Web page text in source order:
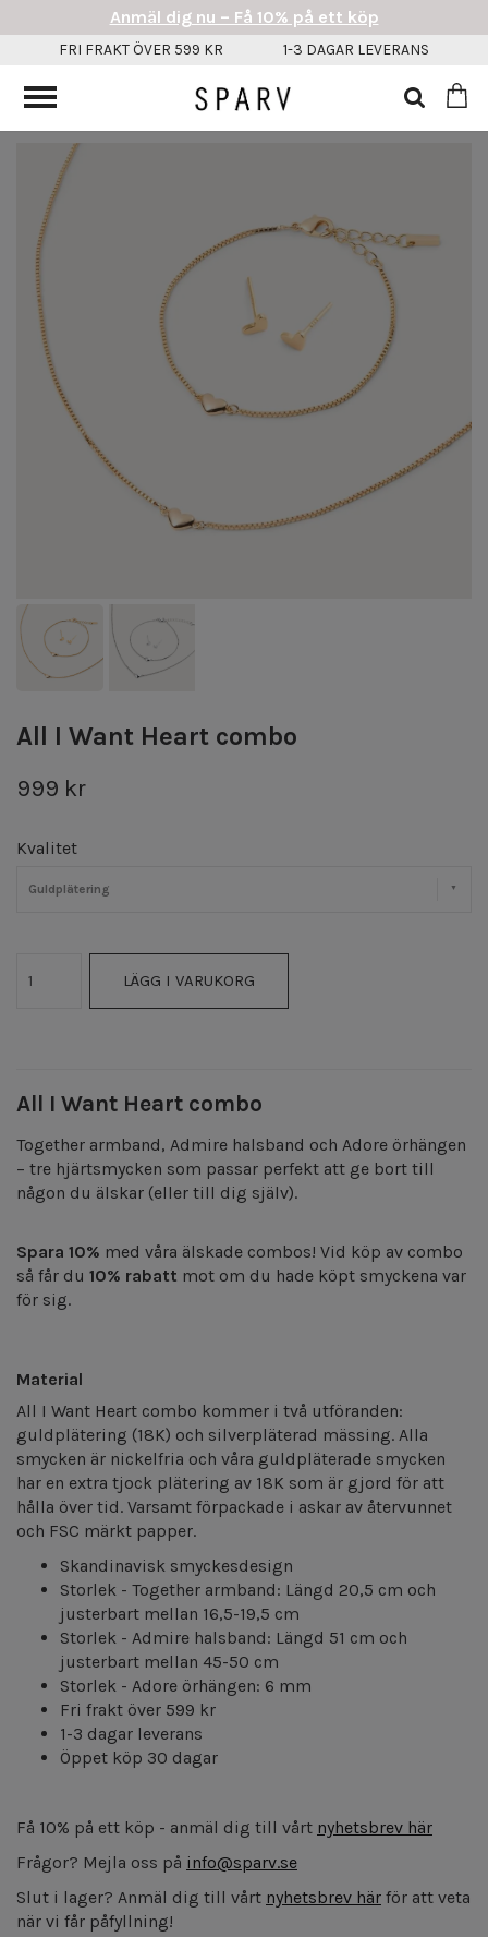
All I Want Heart combo
999 kr
Kvalitet
Guldplätering
LÄGG I VARUKORG
All I Want Heart combo
Together armband, Admire halsband och Adore örhängen
– tre hjärtsmycken som passar perfekt att ge bort till
någon du älskar (eller till dig själv).
Spara 10% med våra älskade combos! Vid köp av combo
så får du 10% rabatt mot om du hade köpt smyckena var
för sig.
Material
All I Want Heart combo kommer i två utföranden:
guldplätering (18K) och silverpläterad mässing. Alla
smycken är nickelfria och våra guldpläterade smycken
har en extra tjock plätering av 18K som är gjord för att
hålla över tid. Varsamt förpackade i askar av återvunnet
och FSC märkt papper.
Skandinavisk smyckesdesign
Storlek - Together armband: Längd 20,5 cm och
justerbart mellan 16,5-19,5 cm
Storlek - Admire halsband: Längd 51 cm och
justerbart mellan 45-50 cm
Storlek - Adore örhängen: 6 mm
Fri frakt över 599 kr
1-3 dagar leverans
Öppet köp 30 dagar
Få 10% på ett köp - anmäl dig till vårt nyhetsbrev här
Frågor? Mejla oss på info@sparv.se
Slut i lager? Anmäl dig till vårt nyhetsbrev här för att veta
när vi får påfyllning!
Anmäl dig nu – Få 10% på ett köp
FRI FRAKT ÖVER 599 KR 1-3 DAGAR LEVERANS